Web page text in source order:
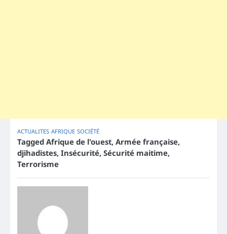
ACTUALITES AFRIQUE SOCIÉTÉ
Tagged Afrique de l'ouest, Armée française,
djihadistes, Insécurité, Sécurité maitime,
Terrorisme